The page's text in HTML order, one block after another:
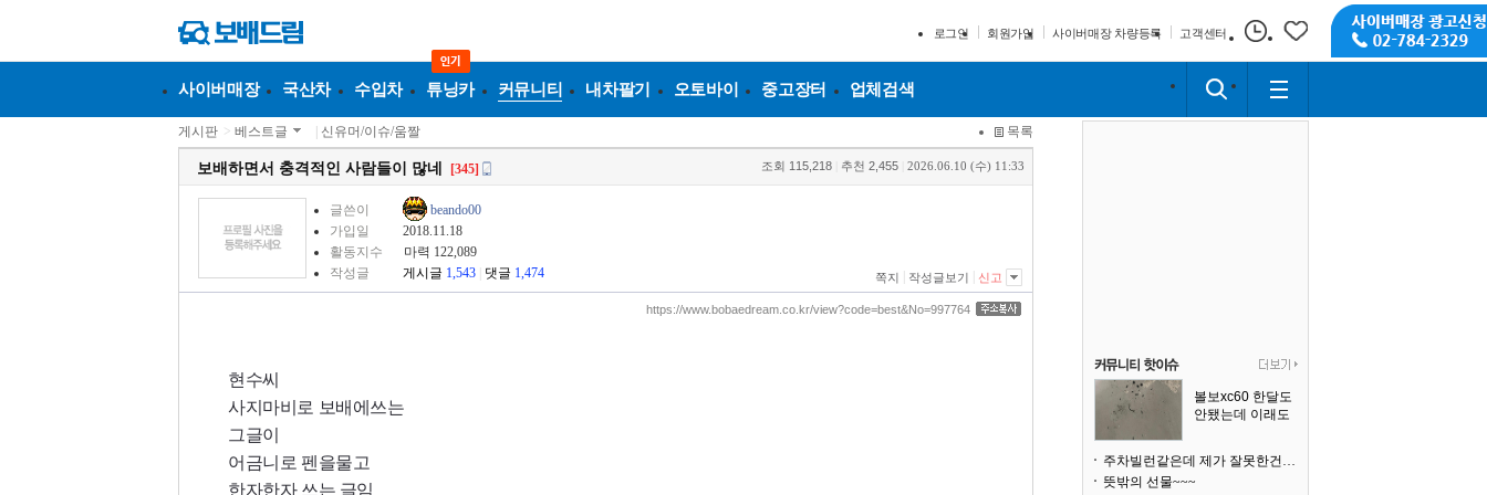
로그인 회원가입 사이버매장 차량등록 고객센터
사이버매장 국산차 수입차 튜닝카 커뮤니티 내차팔기 오토바이 중고장터 업체검색
게시판 > 베스트글 신유머/이슈/움짤 목록
보배하면서 충격적인 사람들이 많네 [345] 조회 115,218 추천 2,455 2026.06.10 (수) 11:33
글쓴이
beando00
가입일
2018.11.18
활동지수
마력 122,089
작성글
게시글 1,543 댓글 1,474 쪽지 작성글보기 신고
https://www.bobaedream.co.kr/view?code=best&No=997764
현수씨
사지마비로 보배에쓰는
그글이
어금니로 펜을물고
한자한자 쓰는 글임
볼보xc60 한달도
안됐는데 이래도
주차빌런같은데 제가 잘못한건가요
뜻밖의 선물~~~